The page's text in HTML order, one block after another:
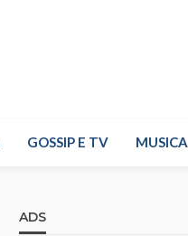
GOSSIP E TV MUSICA
ADS